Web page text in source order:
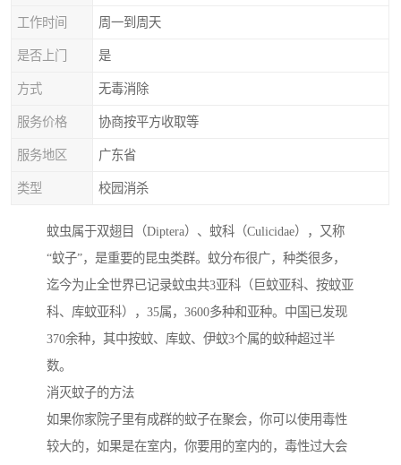
工作时间 周一到周天
是否上门 是
方式 无毒消除
服务价格 协商按平方收取等
服务地区 广东省
类型 校园消杀
蚊虫属于双翅目（Diptera）、蚊科（Culicidae），又称
“蚊子”，是重要的昆虫类群。蚊分布很广，种类很多，
迄今为止全世界已记录蚊虫共3亚科（巨蚊亚科、按蚊亚
科、库蚊亚科），35属，3600多种和亚种。中国已发现
370余种，其中按蚊、库蚊、伊蚊3个属的蚊种超过半
数。
消灭蚊子的方法
如果你家院子里有成群的蚊子在聚会，你可以使用毒性
较大的，如果是在室内，你要用的室内的，毒性过大会